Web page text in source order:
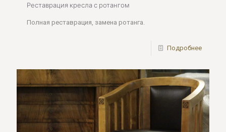
Реставрация кресла с ротангом
Полная реставрация, замена ротанга.
Подробнее